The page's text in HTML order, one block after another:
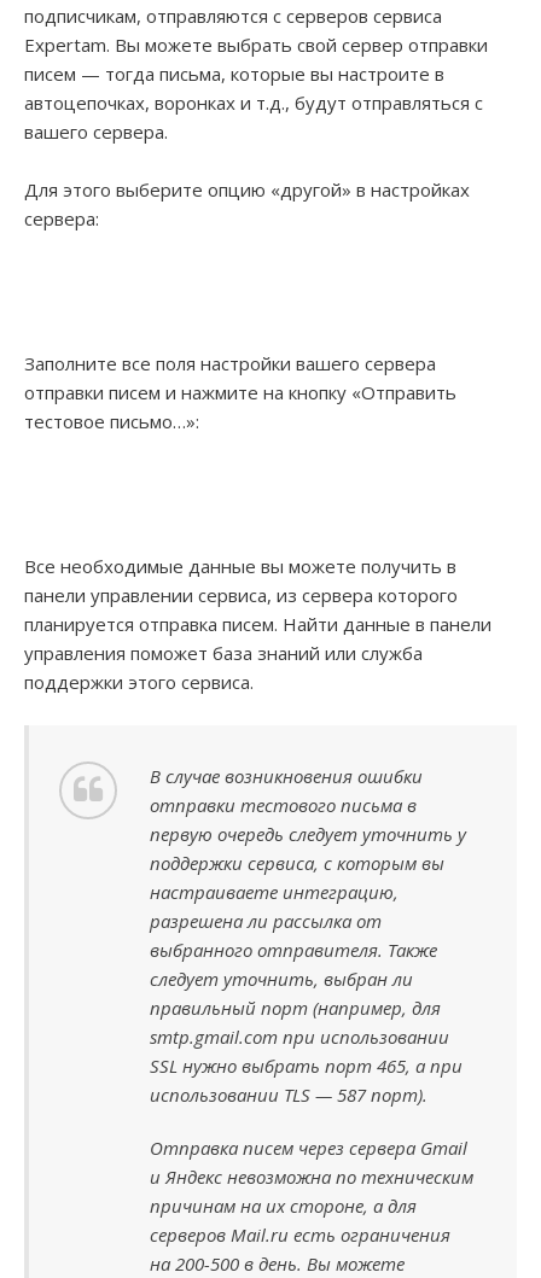
подписчикам, отправляются с серверов сервиса
Expertam. Вы можете выбрать свой сервер отправки
писем — тогда письма, которые вы настроите в
автоцепочках, воронках и т.д., будут отправляться с
вашего сервера.
Для этого выберите опцию «другой» в настройках
сервера:
Заполните все поля настройки вашего сервера
отправки писем и нажмите на кнопку «Отправить
тестовое письмо…»:
Все необходимые данные вы можете получить в
панели управлении сервиса, из сервера которого
планируется отправка писем. Найти данные в панели
управления поможет база знаний или служба
поддержки этого сервиса.
В случае возникновения ошибки
отправки тестового письма в
первую очередь следует уточнить у
поддержки сервиса, с которым вы
настраиваете интеграцию,
разрешена ли рассылка от
выбранного отправителя. Также
следует уточнить, выбран ли
правильный порт (например, для
smtp.gmail.com при использовании
SSL нужно выбрать порт 465, а при
использовании TLS — 587 порт).
Отправка писем через сервера Gmail
и Яндекс невозможна по техническим
причинам на их стороне, а для
серверов Mail.ru есть ограничения
на 200-500 в день. Вы можете